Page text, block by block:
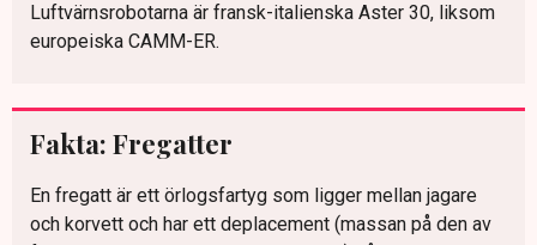
Luftvärnsrobotarna är fransk-italienska Aster 30, liksom
europeiska CAMM-ER.
Fakta: Fregatter
En fregatt är ett örlogsfartyg som ligger mellan jagare
och korvett och har ett deplacement (massan på den av